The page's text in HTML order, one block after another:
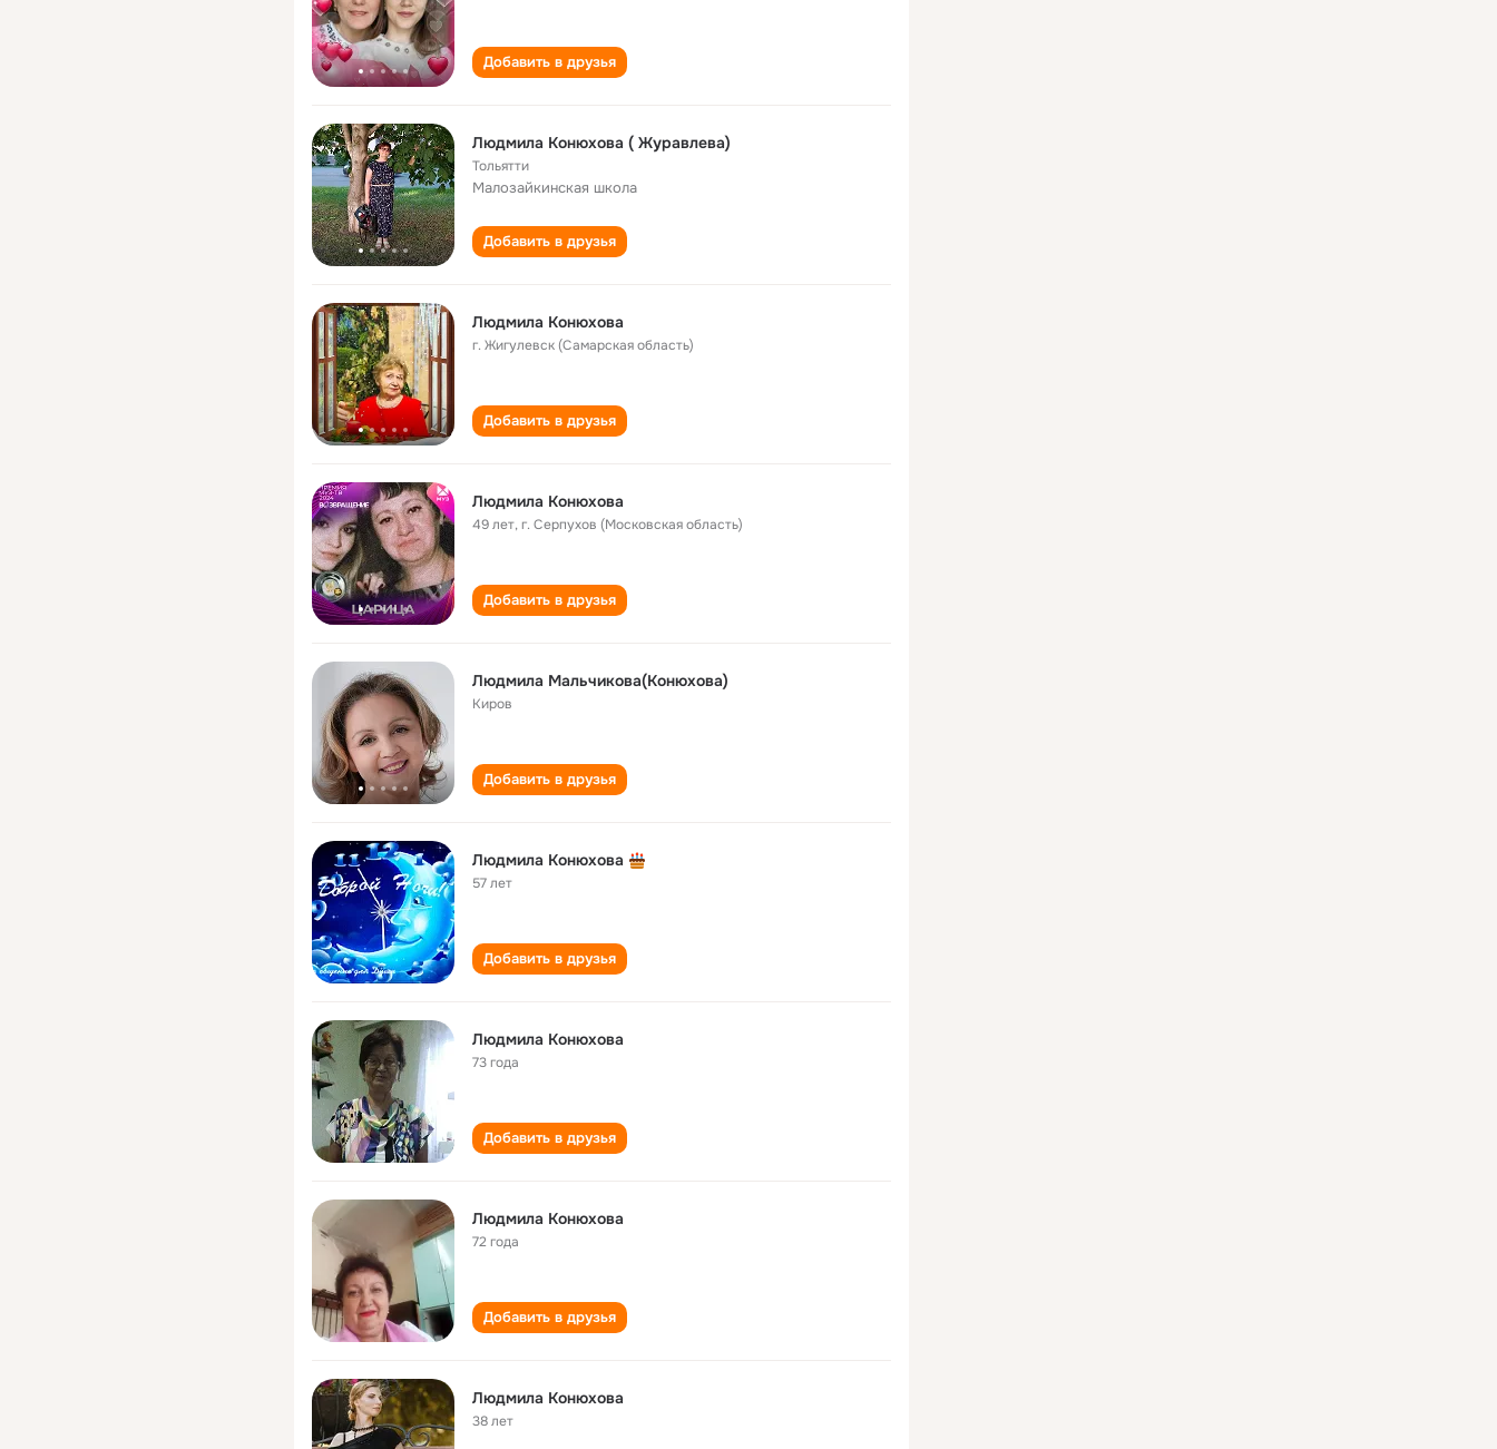
Добавить в друзья
Людмила Конюхова ( Журавлева)
Тольятти
Малозайкинская школа
Добавить в друзья
Людмила Конюхова
г. Жигулевск (Самарская область)
Добавить в друзья
Людмила Конюхова
49 лет,г. Серпухов (Московская область)
Добавить в друзья
Людмила Мальчикова(Конюхова)
Киров
Добавить в друзья
Людмила Конюхова
57 лет
Добавить в друзья
Людмила Конюхова
73 года
Добавить в друзья
Людмила Конюхова
72 года
Добавить в друзья
Людмила Конюхова
38 лет